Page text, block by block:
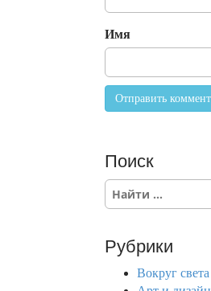
Имя
Поиск
S
e
c
Рубрики
Вокруг света